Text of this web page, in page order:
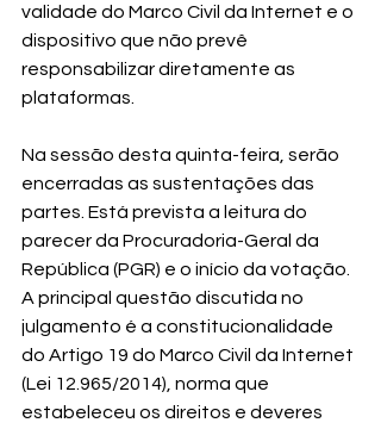
validade do Marco Civil da Internet e o
dispositivo que não prevê
responsabilizar diretamente as
plataformas.
Na sessão desta quinta-feira, serão
encerradas as sustentações das
partes. Está prevista a leitura do
parecer da Procuradoria-Geral da
República (PGR) e o início da votação.
A principal questão discutida no
julgamento é a constitucionalidade
do Artigo 19 do Marco Civil da Internet
(Lei 12.965/2014), norma que
estabeleceu os direitos e deveres